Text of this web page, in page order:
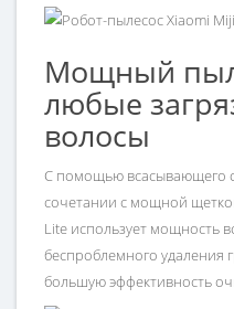
Мощный
любые
волосы
С помощью всасывающего
сочетании с мощной
Lite использует мощность
беспроблемного удаления
большую эффективность